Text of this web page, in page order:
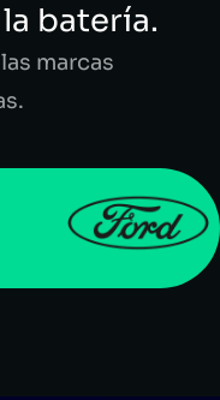
batería.
marcas